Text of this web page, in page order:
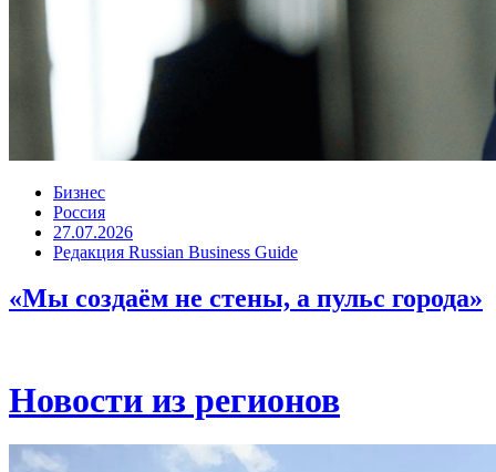
Бизнес
Россия
27.07.2026
Редакция Russian Business Guide
«Мы создаём не стены, а пульс города»
Новости из регионов